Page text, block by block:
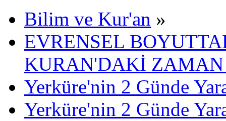
Bilim ve Kur'an »
EVRENSEL
KURAN'DAKİ
Yerküre'nin 2 Günde
Yerküre'nin 2 Günde